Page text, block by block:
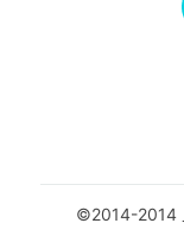
©2014-2014